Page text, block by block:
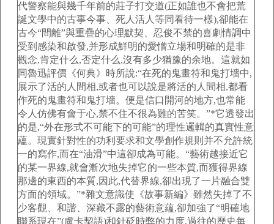
代警察能與幾千年前的莊子打交道(正如誰也不會把荒
誕文學中的古事今事、死人活人等同看待一樣),卻能在
古今“間離”與重疊的心理默契、忍俊不禁的喜劇情調中
受到感染和啟發,并形成鮮明的愛憎立場和明確的是非
觀念,肯定什么,否定什么,沒有多少猶豫的余地。這就如
同魯迅評價《何典》時所說:“在死的鬼畫符和鬼打墻中,
展示了活的人間相,或者也可以說是將活的人間相,都看
作死的鬼畫符和鬼打墻。便是信口開河的地方,也常能
令人仿佛有會于心,禁不住不很為難的苦笑。”*它透發出
的是,“外在形式不可能下的可能”的理性邏輯的真實性意
蘊。現實針對性的功利要求和文學創作規則并不允許統
一的寫作,而在“油滑”中這卻成為可能。“藝術越接近它
的某一界線,就會漸次地失掉它的一些本質,而獲得界線
那邊的東西的本質,因此,代替界線,卻出現了一片融合雙
方面的領域。”*雜文意識使《故事新編》雖然失掉了不
少客觀、和諧、深藏不露的藝術意蘊,卻加強了“明確地
聯系現在”(盧卡契語)和針砭時弊的力度,過往的歷史每